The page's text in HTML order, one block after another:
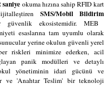
saniye okuma hızına sahip RFID kart
SMS/Mobil Bildirim
güvenlik ekosistemidir. MEB
esaslarına tam uyumlu olarak
yerine okulun güvenli yerel
riskleri minimize ederken, acil
panik modülleri ve detaylı
okul yönetiminin idari gücünü ve
ve 'Anahtar Teslim' bir teknoloji